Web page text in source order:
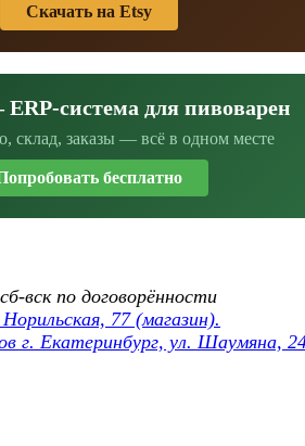
Скачать на Etsy
система для пивоварен
склад, заказы — всё в одном месте
бесплатно
вск по договорённости
77 (магазин).
г. Екатеринбург, ул. Шаумяна,